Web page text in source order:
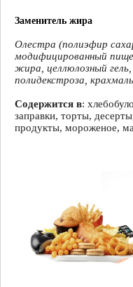
Заменитель жира
Олестра (полиэфир
модифицированный
жира, целлюлозный гель,
полидекстроза,
Содержится в:
заправки, торты,
продукты, мороженое,